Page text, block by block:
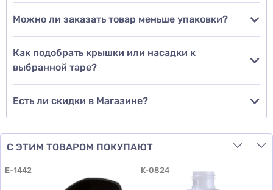
Добавить отзыв
Можно ли заказать товар меньше упаковки?
Как подобрать крышки или насадки к
выбранной таре?
Есть ли скидки в Магазине?
С ЭТИМ ТОВАРОМ ПОКУПАЮТ
E-1442 K-0824